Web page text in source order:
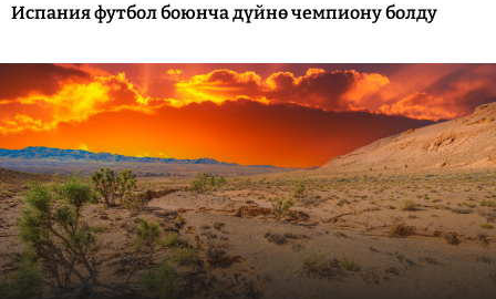
Испания футбол боюнча дүйнө чемпиону болду